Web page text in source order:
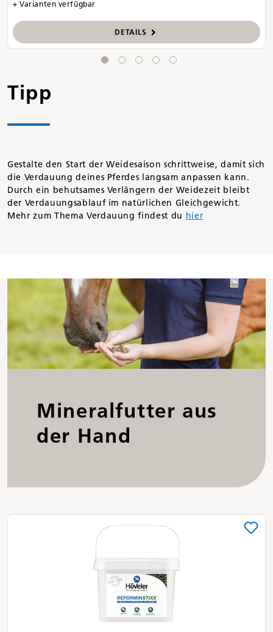
+ Varianten verfügbar
DETAILS
Tipp
Gestalte den Start der Weidesaison schrittweise, damit sich
die Verdauung deines Pferdes langsam anpassen kann.
Durch ein behutsames Verlängern der Weidezeit bleibt
der Verdauungsablauf im natürlichen Gleichgewicht.
Mehr zum Thema Verdauung findest du hier
Mineralfutter aus
der Hand
Produktgalerie überspringen